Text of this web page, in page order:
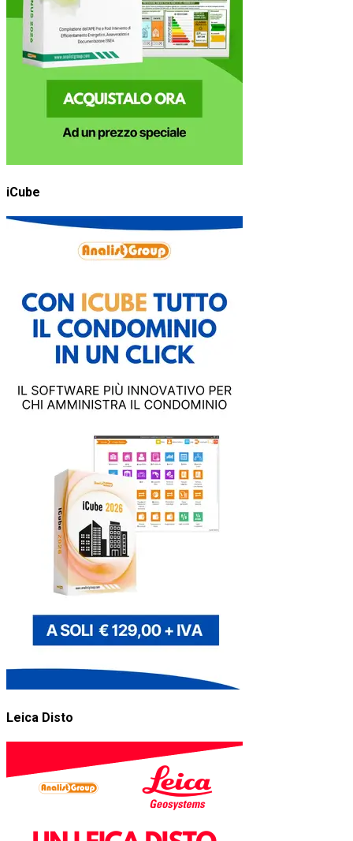
iCube
Leica Disto